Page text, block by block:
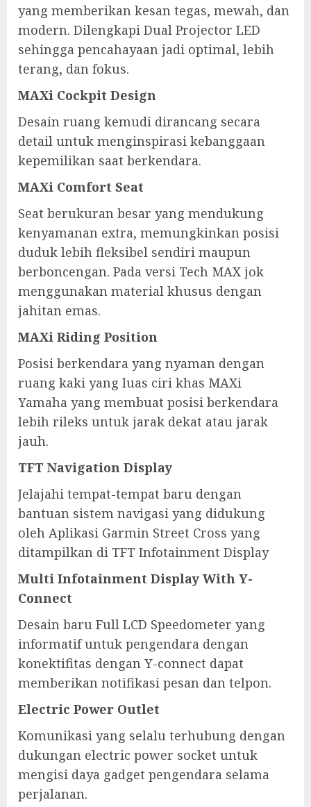
yang memberikan kesan tegas, mewah, dan
modern. Dilengkapi Dual Projector LED
sehingga pencahayaan jadi optimal, lebih
terang, dan fokus.
MAXi Cockpit Design
Desain ruang kemudi dirancang secara
detail untuk menginspirasi kebanggaan
kepemilikan saat berkendara.
MAXi Comfort Seat
Seat berukuran besar yang mendukung
kenyamanan extra, memungkinkan posisi
duduk lebih fleksibel sendiri maupun
berboncengan. Pada versi Tech MAX jok
menggunakan material khusus dengan
jahitan emas.
MAXi Riding Position
Posisi berkendara yang nyaman dengan
ruang kaki yang luas ciri khas MAXi
Yamaha yang membuat posisi berkendara
lebih rileks untuk jarak dekat atau jarak
jauh.
TFT Navigation Display
Jelajahi tempat-tempat baru dengan
bantuan sistem navigasi yang didukung
oleh Aplikasi Garmin Street Cross yang
ditampilkan di TFT Infotainment Display
Multi Infotainment Display With Y-
Connect
Desain baru Full LCD Speedometer yang
informatif untuk pengendara dengan
konektifitas dengan Y-connect dapat
memberikan notifikasi pesan dan telpon.
Electric Power Outlet
Komunikasi yang selalu terhubung dengan
dukungan electric power socket untuk
mengisi daya gadget pengendara selama
perjalanan.